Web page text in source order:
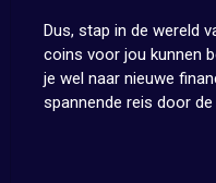
Dus, stap in de wereld
coins voor jou kunnen
je wel naar nieuwe
spannende reis door